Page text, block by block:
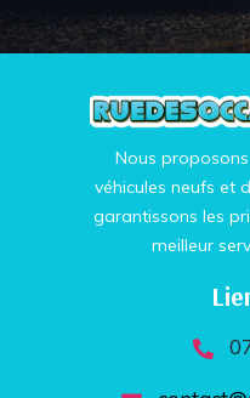
Nous
véhicules neufs et
garantissons les
meilleur